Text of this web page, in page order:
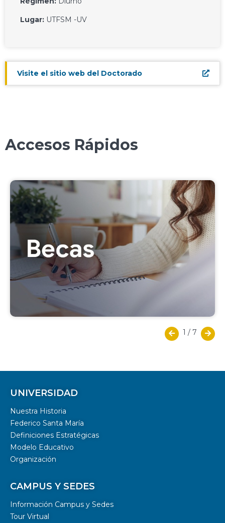
Lugar: UTFSM -UV
Visite el sitio web del Doctorado
Accesos Rápidos
1 / 7
UNIVERSIDAD
Nuestra Historia
Federico Santa María
Definiciones Estratégicas
Modelo Educativo
Organización
CAMPUS Y SEDES
Información Campus y Sedes
Tour Virtual